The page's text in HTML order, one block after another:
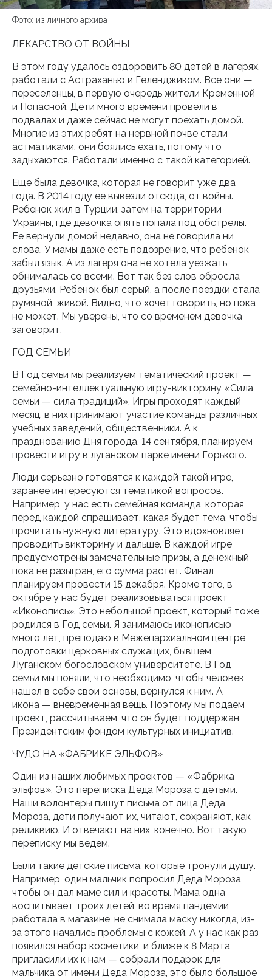
Фото: из личного архива
ЛЕКАРСТВО ОТ ВОЙНЫ
В этом году удалось оздоровить 80 детей в лагерях,
работали с Астраханью и Геленджиком. Все они —
переселенцы, в первую очередь жители Кременной
и Попасной. Дети много времени провели в
подвалах и даже сейчас не могут поехать домой.
Многие из этих ребят на нервной почве стали
астматиками, они боялись ехать, потому что
задыхаются. Работали именно с такой категорией.
Еще была девочка, которая не говорит уже два
года. В 2014 году ее вывезли отсюда, от войны.
Ребенок жил в Турции, затем на территории
Украины, где девочка опять попала под обстрелы.
Ее вернули домой недавно, она не говорила ни
слова. У мамы даже есть подозрение, что ребенок
забыл язык. А из лагеря она не хотела уезжать,
обнималась со всеми. Вот так без слов обросла
друзьями. Ребенок был серый, а после поездки стала
румяной, живой. Видно, что хочет говорить, но пока
не может. Мы уверены, что со временем девочка
заговорит.
ГОД СЕМЬИ
В Год семьи мы реализуем тематический проект —
семейно-интеллектуальную игру-викторину «Сила
семьи — сила традиций». Игры проходят каждый
месяц, в них принимают участие команды различных
учебных заведений, общественники. А к
празднованию Дня города, 14 сентября, планируем
провести игру в луганском парке имени Горького.
Люди серьезно готовятся к каждой такой игре,
заранее интересуются тематикой вопросов.
Например, у нас есть семейная команда, которая
перед каждой спрашивает, какая будет тема, чтобы
прочитать нужную литературу. Это вдохновляет
проводить викторину и дальше. В каждой игре
предусмотрены замечательные призы, а денежный
пока не разыгран, его сумма растет. Финал
планируем провести 15 декабря. Кроме того, в
октябре у нас будет реализовываться проект
«Иконопись». Это небольшой проект, который тоже
родился в Год семьи. Я занимаюсь иконописью
много лет, преподаю в Межепархиальном центре
подготовки церковных служащих, бывшем
Луганском богословском университете. В Год
семьи мы поняли, что необходимо, чтобы человек
нашел в себе свои основы, вернулся к ним. А
икона — вневременная вещь. Поэтому мы подаем
проект, рассчитываем, что он будет поддержан
Президентским фондом культурных инициатив.
ЧУДО НА «ФАБРИКЕ ЭЛЬФОВ»
Один из наших любимых проектов — «Фабрика
эльфов». Это переписка Деда Мороза с детьми.
Наши волонтеры пишут письма от лица Деда
Мороза, дети получают их, читают, сохраняют, как
реликвию. И отвечают на них, конечно. Вот такую
переписку мы ведем.
Были такие детские письма, которые тронули душу.
Например, один мальчик попросил Деда Мороза,
чтобы он дал маме сил и красоты. Мама одна
воспитывает троих детей, во время пандемии
работала в магазине, не снимала маску никогда, из-
за этого начались проблемы с кожей. А у нас как раз
появился набор косметики, и ближе к 8 Марта
пригласили их к нам — собрали подарок для
мальчика от имени Деда Мороза, это было большое